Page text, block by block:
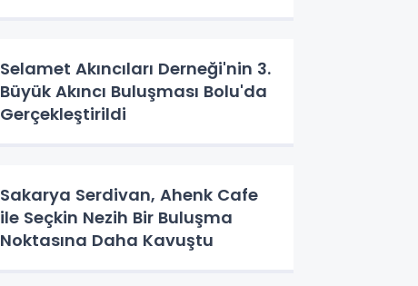
Selamet Akıncıları Derneği'nin 3.
Büyük Akıncı Buluşması Bolu'da
Gerçekleştirildi
Sakarya Serdivan, Ahenk Cafe
ile Seçkin Nezih Bir Buluşma
Noktasına Daha Kavuştu